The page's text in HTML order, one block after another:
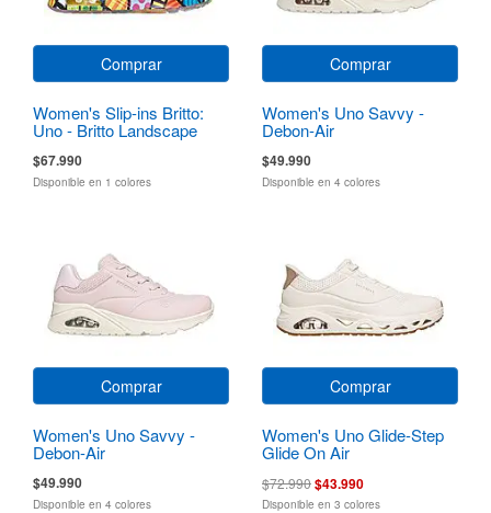
Comprar
Women's Slip-ins Britto:
Uno - Britto Landscape
$67.990
Disponible en 1 colores
Comprar
Women's Uno Savvy -
Debon-Air
$49.990
Disponible en 4 colores
Comprar
Women's Uno Savvy -
Debon-Air
$49.990
Disponible en 4 colores
Comprar
Women's Uno Glide-Step
Glide On Air
$72.990$43.990
Disponible en 3 colores